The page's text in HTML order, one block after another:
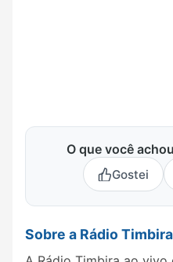
O que você
Gostei
Sobre a Rádio Timbira